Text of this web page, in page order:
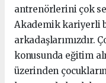
antrenörlerini çok
Akademik kariyerli
arkadaşlarımızdır.
konusunda eğitim
üzerinden